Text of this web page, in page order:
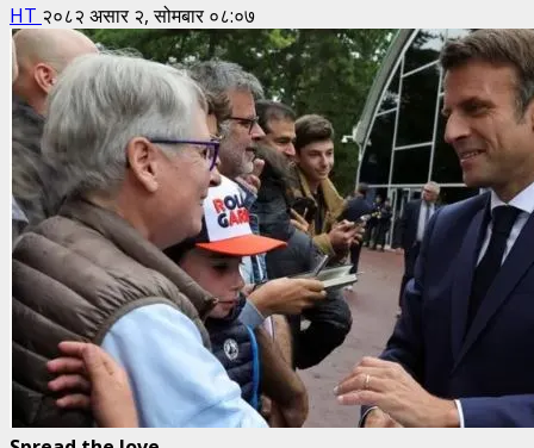
HT २०८२ असार २, सोमबार ०८:०७